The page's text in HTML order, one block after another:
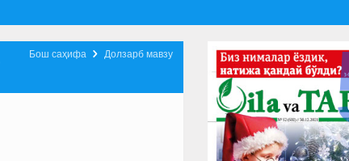
Долзарб мавзу

Бош саҳифа